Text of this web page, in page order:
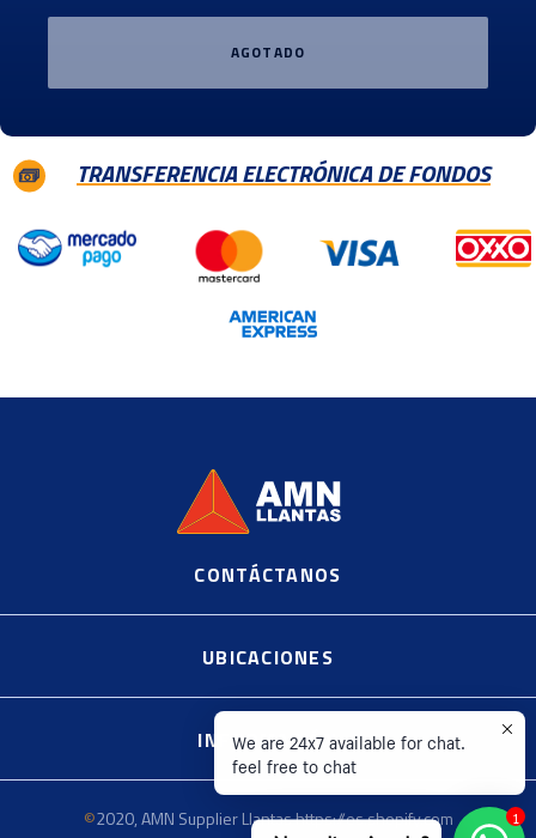
AGOTADO
TRANSFERENCIA ELECTRÓNICA DE FONDOS
2020, AMN Supplier Llantas https://es.shopify.com
CONTÁCTANOS
UBICACIONES
INFORMACIÓN
©2020, AMN Supplier Llantas https://es.shopify.com
We are 24x7 available for chat.
feel free to chat
1